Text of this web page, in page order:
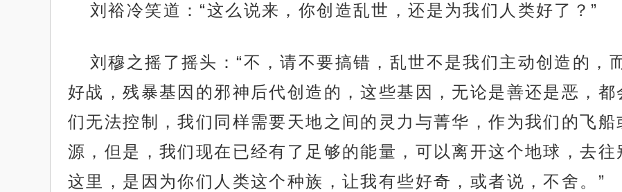
刘裕冷笑道：“这么说来，你创造乱世，还是为我们人类好了？”
刘穆之摇了摇头：“不，请不要搞错，乱世不是我们主动创造的，
好战，残暴基因的邪神后代创造的，这些基因，无论是善还是恶，
们无法控制，我们同样需要天地之间的灵力与菁华，作为我们的飞
源，但是，我们现在已经有了足够的能量，可以离开这个地球，去
这里，是因为你们人类这个种族，让我有些好奇，或者说，不舍。”